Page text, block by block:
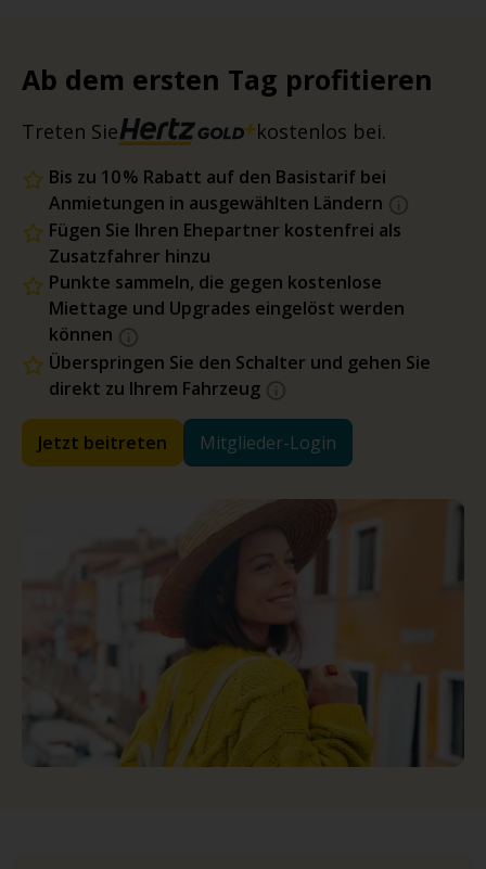
Ab dem ersten Tag profitieren
Treten Sie kostenlos bei.
Bis zu 10 % Rabatt auf den Basistarif bei
Anmietungen in ausgewählten Ländern
Fügen Sie Ihren Ehepartner kostenfrei als
Zusatzfahrer hinzu
Punkte sammeln, die gegen kostenlose
Miettage und Upgrades eingelöst werden
können
Überspringen Sie den Schalter und gehen Sie
direkt zu Ihrem Fahrzeug
Jetzt beitreten Mitglieder-Login